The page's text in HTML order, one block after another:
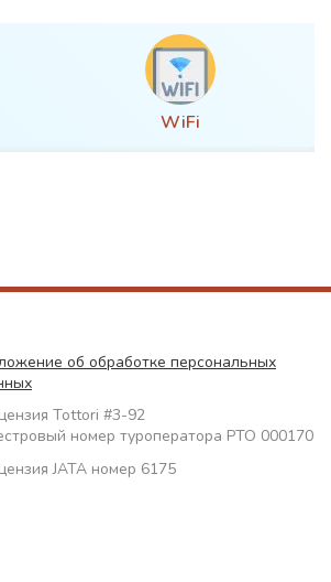
WiFi
об обработке персональных
Tottori #3-92
номер туроператора РТО 000170
JATA номер 6175